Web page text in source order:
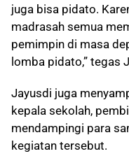
juga bisa pidato.
madrasah semua
pemimpin di masa
lomba pidato,” tegas
Jayusdi juga
kepala sekolah,
mendampingi para
kegiatan tersebut.